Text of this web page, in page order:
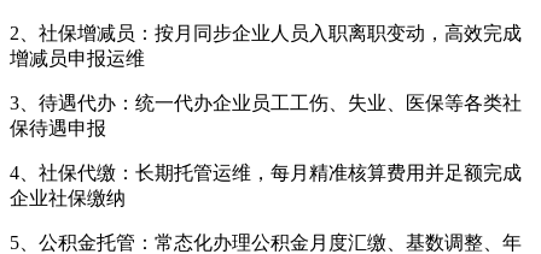
2、社保增减员：按月同步企业人员入职离职变动，高效完成
增减员申报运维
3、待遇代办：统一代办企业员工工伤、失业、医保等各类社
保待遇申报
4、社保代缴：长期托管运维，每月精准核算费用并足额完成
企业社保缴纳
5、公积金托管：常态化办理公积金月度汇缴、基数调整、年